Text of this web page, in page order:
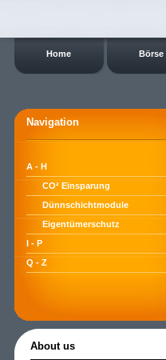
Home Börse
Navigation
A - H
CO² Einsparung
Dünnschichtmodule
Eigentümerschutz
I - P
Q - Z
About us